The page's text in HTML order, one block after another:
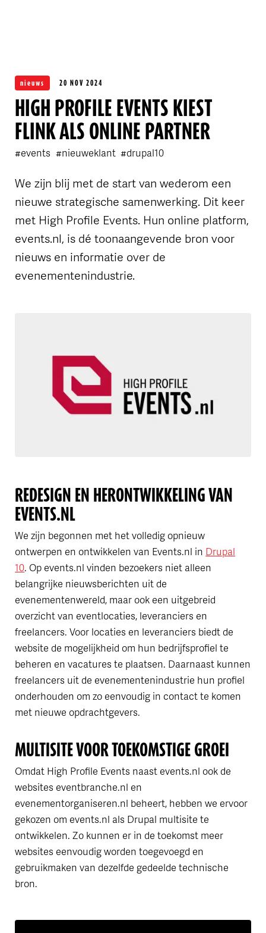
nieuws 20 NOV 2024
HIGH PROFILE EVENTS KIEST
FLINK ALS ONLINE PARTNER
#events #nieuweklant #drupal10
We zijn blij met de start van wederom een
nieuwe strategische samenwerking. Dit keer
met High Profile Events. Hun online platform,
events.nl, is dé toonaangevende bron voor
nieuws en informatie over de
evenementenindustrie.
REDESIGN EN HERONTWIKKELING VAN
EVENTS.NL
We zijn begonnen met het volledig opnieuw
ontwerpen en ontwikkelen van Events.nl in Drupal
10. Op events.nl vinden bezoekers niet alleen
belangrijke nieuwsberichten uit de
evenementenwereld, maar ook een uitgebreid
overzicht van eventlocaties, leveranciers en
freelancers. Voor locaties en leveranciers biedt de
website de mogelijkheid om hun bedrijfsprofiel te
beheren en vacatures te plaatsen. Daarnaast kunnen
freelancers uit de evenementenindustrie hun profiel
onderhouden om zo eenvoudig in contact te komen
met nieuwe opdrachtgevers.
MULTISITE VOOR TOEKOMSTIGE GROEI
Omdat High Profile Events naast events.nl ook de
websites eventbranche.nl en
evenementorganiseren.nl beheert, hebben we ervoor
gekozen om events.nl als Drupal multisite te
ontwikkelen. Zo kunnen er in de toekomst meer
websites eenvoudig worden toegevoegd en
gebruikmaken van dezelfde gedeelde technische
bron.